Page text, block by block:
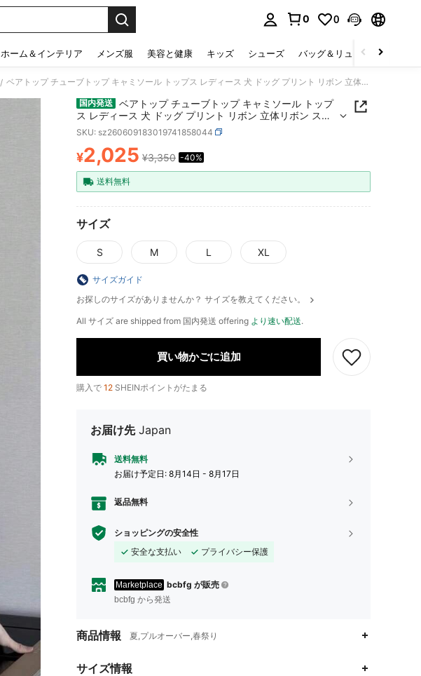
0 0
ホーム＆インテリア メンズ服 美容と健康 キッズ シューズ バッグ＆リュック
/ ベアトップ チューブトップ キャミソール トップス レディース 犬 ドッグ プリント リボン 立体リボン スリム タイト 着痩せ 細見え ギャル Y2K サブカル 地雷系 韓国ファッション 夏 セクシー カジュアル ホワイト 白
国内発送 ベアトップ チューブトップ キャミソール トップ
ス レディース 犬 ドッグ プリント リボン 立体リボン スリ
ム タイト 着痩せ 細見え ギャル Y2K サブカル 地雷系 韓国
ファッション 夏 セクシー カジュアル ホワイト 白
SKU: sz260609183019741858044
PRICE AND AVAILABILITY
¥2,025 ¥3,350 -40%
送料無料
サイズ
S M L XL
サイズガイド
お探しのサイズがありませんか？ サイズを教えてください。
All サイズ are shipped from 国内発送 offering より速い配送.
買い物かごに追加
購入で 12 SHEINポイントがたまる
お届け先 Japan
送料無料
お届け予定日: 8月14日 - 8月17日
返品無料
ショッピングの安全性
安全な支払い
プライバシー保護
Marketplace bcbfg が販売
bcbfg から発送
商品情報 夏,プルオーバー,春祭り
サイズ情報
4.57